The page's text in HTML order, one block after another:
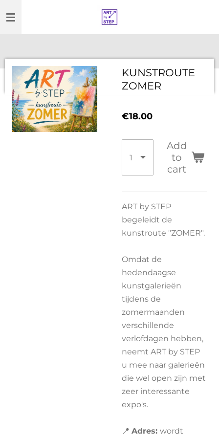
to
main
KUNSTROUTE
ZOMER
€18.00
Add
to
cart
ART by STEP
begeleidt de
kunstroute "ZOMER".
Omdat de
hedendaagse
kunstgalerieën
tijdens de
zomermaanden
verschillende
verlofdagen hebben,
neemt ART by STEP
u mee naar galerieën
die wel open zijn met
zeer interessante
expo's.
📍 Adres: wordt